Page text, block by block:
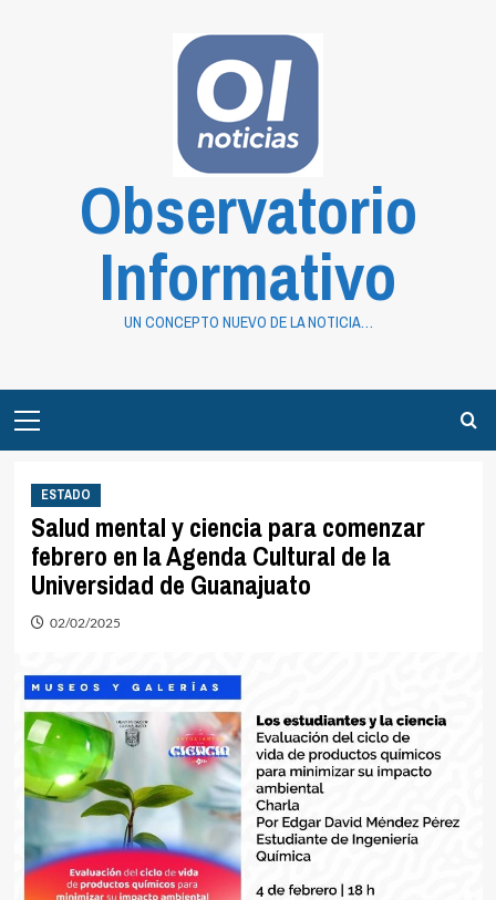
Observatorio
Informativo
UN CONCEPTO NUEVO DE LA NOTICIA…
Menu
ESTADO
Salud mental y ciencia para comenzar
febrero en la Agenda Cultural de la
Universidad de Guanajuato
02/02/2025